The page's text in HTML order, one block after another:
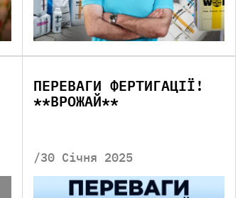
ПЕРЕВАГИ ФЕРТИГАЦІЇ!
**ВРОЖАЙ**
/30 Січня 2025